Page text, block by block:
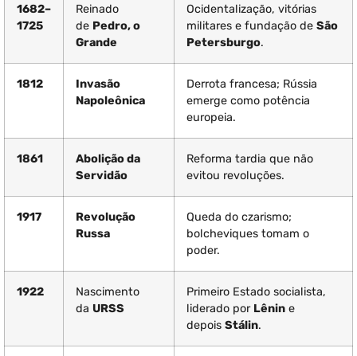
1682–
1725
Reinado
de Pedro, o
Grande
Ocidentalização, vitórias
militares e fundação de São
Petersburgo.
1812
Invasão
Napoleônica
Derrota francesa; Rússia
emerge como potência
europeia.
1861
Abolição da
Servidão
Reforma tardia que não
evitou revoluções.
1917
Revolução
Russa
Queda do czarismo;
bolcheviques tomam o
poder.
1922
Nascimento
da URSS
Primeiro Estado socialista,
liderado por Lênin e
depois Stálin.